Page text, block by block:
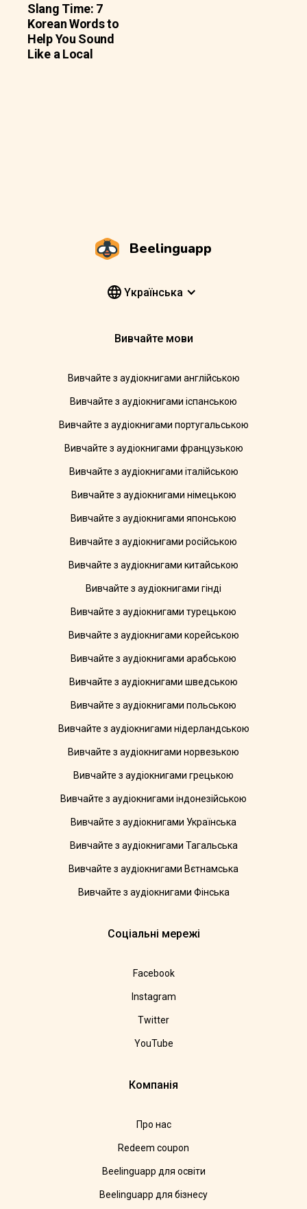
Slang Time: 7
Korean Words to
Help You Sound
Like a Local
Beelinguapp
Yкраїнська
Вивчайте мови
Вивчайте з аудіокнигами англійською
Вивчайте з аудіокнигами іспанською
Вивчайте з аудіокнигами португальською
Вивчайте з аудіокнигами французькою
Вивчайте з аудіокнигами італійською
Вивчайте з аудіокнигами німецькою
Вивчайте з аудіокнигами японською
Вивчайте з аудіокнигами російською
Вивчайте з аудіокнигами китайською
Вивчайте з аудіокнигами гінді
Вивчайте з аудіокнигами турецькою
Вивчайте з аудіокнигами корейською
Вивчайте з аудіокнигами арабською
Вивчайте з аудіокнигами шведською
Вивчайте з аудіокнигами польською
Вивчайте з аудіокнигами нідерландською
Вивчайте з аудіокнигами норвезькою
Вивчайте з аудіокнигами грецькою
Вивчайте з аудіокнигами індонезійською
Вивчайте з аудіокнигами Українська
Вивчайте з аудіокнигами Тагальська
Вивчайте з аудіокнигами Вєтнамська
Вивчайте з аудіокнигами Фінська
Соціальні мережі
Facebook
Instagram
Twitter
YouTube
Компанія
Про нас
Redeem coupon
Beelinguapp для освіти
Beelinguapp для бізнесу